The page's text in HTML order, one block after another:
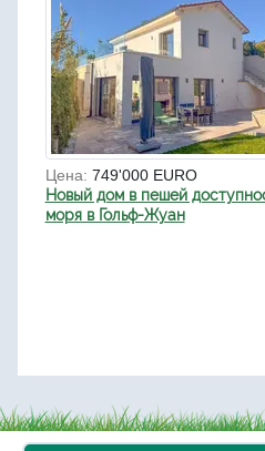
Цена: 749'000 EURO
Новый дом в пешей
моря в Гольф-Жуан